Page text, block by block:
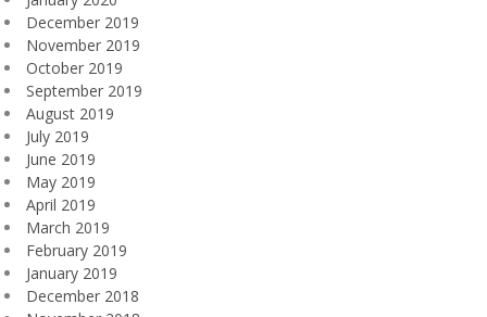
December 2019
November 2019
October 2019
September 2019
August 2019
July 2019
June 2019
May 2019
April 2019
March 2019
February 2019
January 2019
December 2018